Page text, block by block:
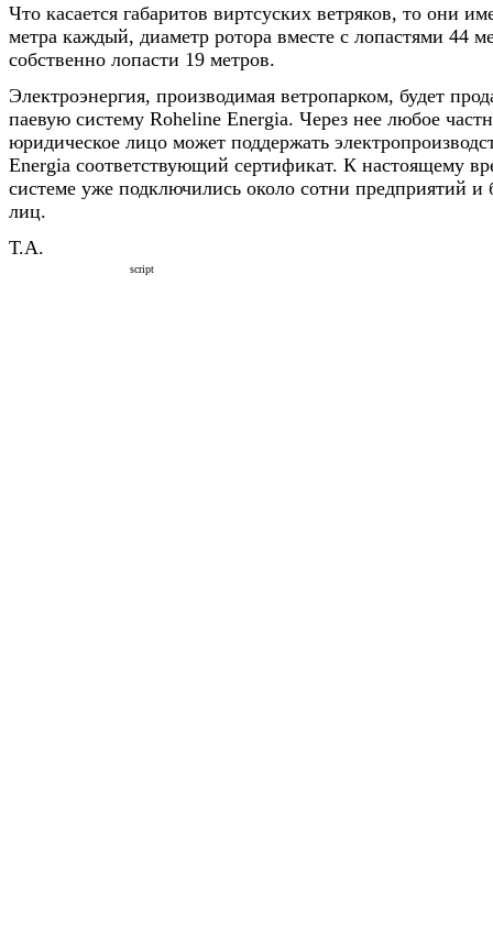
Что касается габаритов виртсуских ветряков, то они
метра каждый, диаметр ротора вместе с лопастями 44
собственно лопасти 19 метров.
Электроэнергия, производимая ветропарком, будет
паевую систему Roheline Energia. Через нее любое
юридическое лицо может поддержать
Energia соответствующий сертификат. К настоящему
системе уже подключились около сотни предприятий и
лиц.
Т.А.
script